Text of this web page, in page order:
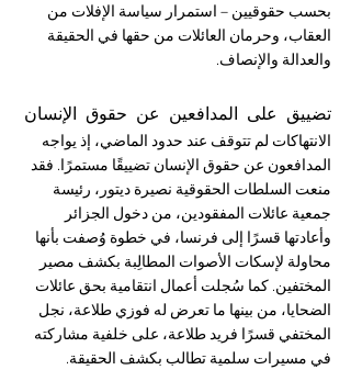
بحسب حقوقيين – استمرار سياسة الإفلات من
العقاب، وحرمان العائلات من حقها في الحقيقة
والعدالة والإنصاف.
تضييق على المدافعين عن حقوق الإنسان
الانتهاكات لم تتوقف عند حدود الماضي، إذ يواجه
المدافعون عن حقوق الإنسان تضييقًا مستمرًا. فقد
منعت السلطات الحقوقية نصيرة ديتور، رئيسة
جمعية عائلات المفقودين، من دخول الجزائر
وأعادتها قسرًا إلى فرنسا، في خطوة وُصفت بأنها
محاولة لإسكات الأصوات المطالِبة بكشف مصير
المختفين. كما سُجلت أعمال انتقامية بحق عائلات
الضحايا، من بينها ما تعرض له فوزي طلاعة، نجل
المختفي قسرًا فريد طلاعة، على خلفية مشاركته
في مسيرات سلمية تطالب بكشف الحقيقة.